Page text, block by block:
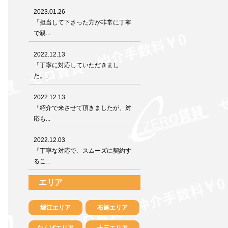
2023.01.26
「担当して下さった方が非常に丁寧
で親...
2022.12.13
「丁寧に対応していただきまし
た。」
2022.12.13
「紹介で来させて頂きましたが、対
応も...
2022.12.03
『丁寧な対応で、スムーズに契約す
るこ...
エリア
堀江エリア 布施エリア